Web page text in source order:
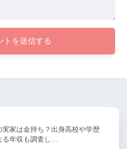
実家は金持ち？出身高校や学歴
る年収も調査し…